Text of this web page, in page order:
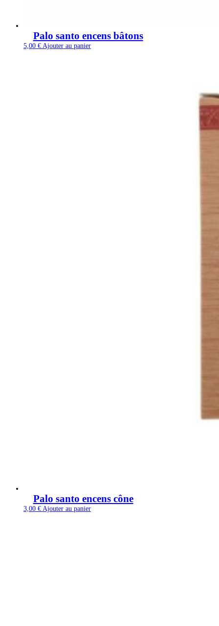
Palo santo encens bâtons
5,00 € Ajouter au panier
Palo santo encens cône
3,00 € Ajouter au panier